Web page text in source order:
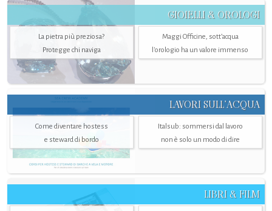
GIOIELLI & OROLOGI
La pietra più preziosa?
Protegge chi naviga
Maggi Officine, sott’acqua
l'orologio ha un valore immenso
LAVORI SULL’ACQUA
Come diventare hostess
e steward di bordo
Italsub: sommersi dal lavoro
non è solo un modo di dire
LIBRI & FILM